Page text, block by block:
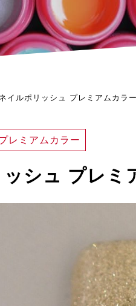
ネイルポリッシュ プレミアムカラ
レミアムカラー
シュ プレミ